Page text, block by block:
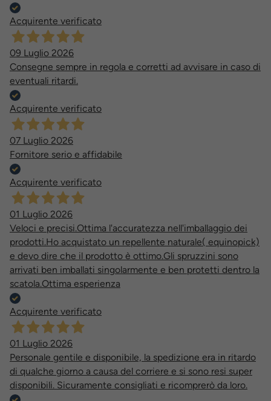
Acquirente verificato
09 Luglio 2026
Consegne sempre in regola e corretti ad avvisare in caso di
eventuali ritardi.
Acquirente verificato
07 Luglio 2026
Fornitore serio e affidabile
Acquirente verificato
01 Luglio 2026
Veloci e precisi.Ottima l'accuratezza nell'imballaggio dei
prodotti.Ho acquistato un repellente naturale( equinopick)
e devo dire che il prodotto è ottimo.Gli spruzzini sono
arrivati ben imballati singolarmente e ben protetti dentro la
scatola.Ottima esperienza
Acquirente verificato
01 Luglio 2026
Personale gentile e disponibile, la spedizione era in ritardo
di qualche giorno a causa del corriere e si sono resi super
disponibili. Sicuramente consigliati e ricomprerò da loro.